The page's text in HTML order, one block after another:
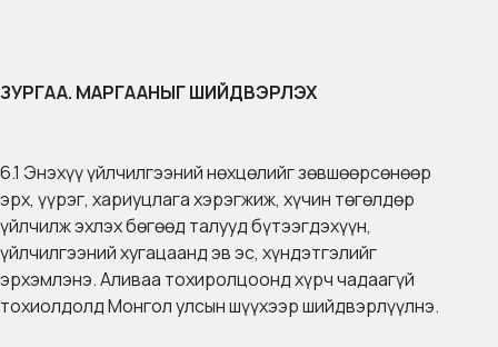
ЗУРГАА. МАРГААНЫГ ШИЙДВЭРЛЭХ
6.1 Энэхүү үйлчилгээний нөхцөлийг зөвшөөрсөнөөр
эрх, үүрэг, хариуцлага хэрэгжиж, хүчин төгөлдөр
үйлчилж эхлэх бөгөөд талууд бүтээгдэхүүн,
үйлчилгээний хугацаанд эв эс, хүндэтгэлийг
эрхэмлэнэ. Аливаа тохиролцоонд хүрч чадаагүй
тохиолдолд Монгол улсын шүүхээр шийдвэрлүүлнэ.